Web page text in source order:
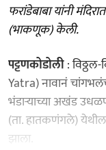
फरांडेबाबा यांनी
(भाकणूक) केली.
पट्टणकोडोली:
Yatra) नावानं
भंडाऱ्याच्या अखंड
(ता. हातकणंगले) येथील
झाला.